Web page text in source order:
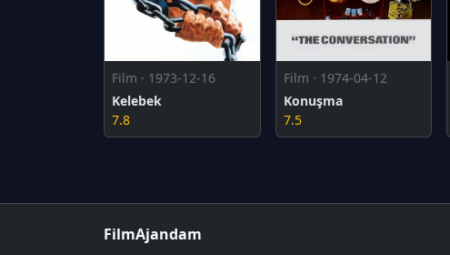
Film · 1973-12-16
Kelebek
7.8
Film · 1974-04-12
Konuşma
7.5
FilmAjandam